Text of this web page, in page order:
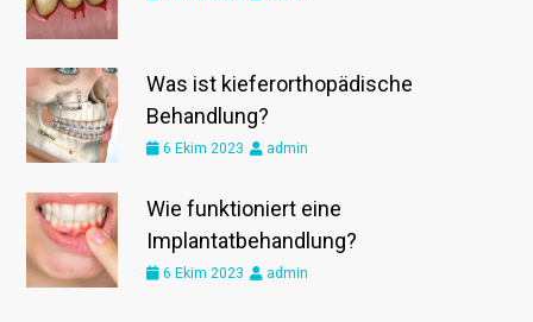
Was ist kieferorthopädische
Behandlung?
6 Ekim 2023 admin
Wie funktioniert eine
Implantatbehandlung?
6 Ekim 2023 admin